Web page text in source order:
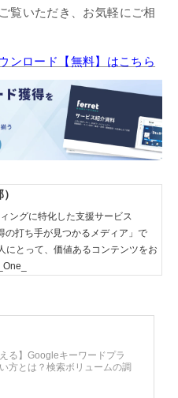
覧いただき、お気軽にご相
ンロード【無料】はこちら
ングに特化した支援サービス
の打ち手が見つかるメディア」で
にとって、価値あるコンテンツをお
える】Googleキーワードプラ
方とは？検索ボリュームの調